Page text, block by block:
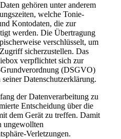
gehören unter anderem
welche Tonie-
Kontodaten, die zur
werden. Die Übertragung
verschlüsselt, um
sicherzustellen. Das
verpflichtet sich zur
(DSGVO)
Datenschutzerklärung.
der Datenverarbeitung zu
Entscheidung über die
dem Gerät zu treffen. Damit
ungewollten
Verletzungen.